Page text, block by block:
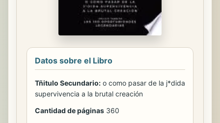
Datos sobre el Libro
Tñitulo Secundario: o como pasar de la j*dida
supervivencia a la brutal creación
Cantidad de páginas 360